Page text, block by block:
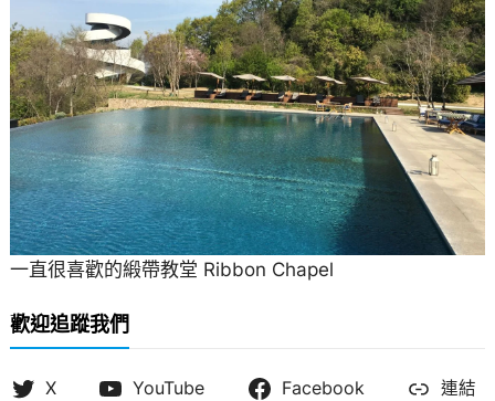
一直很喜歡的緞帶教堂 Ribbon Chapel
歡迎追蹤我們
X YouTube Facebook
連結